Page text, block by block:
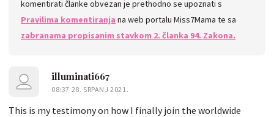
komentirati članke obvezan je prethodno se upoznati s
Pravilima komentiranja na web portalu Miss7Mama te sa
zabranama propisanim stavkom 2. članka 94. Zakona.
illuminati667
08:37 28. SRPANJ 2021.
This is my testimony on how I finally join the worldwide